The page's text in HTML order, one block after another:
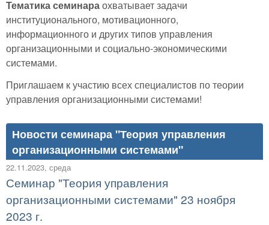
Тематика семинараохватывает задачи
институционального, мотивационного,
информационного и других типов управления
организационными и социально-экономическими
системами.
Приглашаем к участию всех специалистов по теории
управления организационными системами!
Новости семинара "Теория управления
организационными системами"
22.11.2023, среда
Семинар "Теория управления
организационными системами" 23 ноября
2023 г.